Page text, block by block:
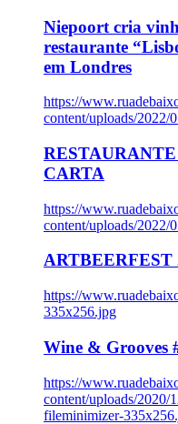
Niepoort cria
restaurante
em Londres
https://
content/uploads/2022/
CARTA
https://
content/uploads/2022/
ARTBEERFEST
https://
335x256.jpg
Wine & Grooves
https://
content/uploads/2020/
fileminimizer-